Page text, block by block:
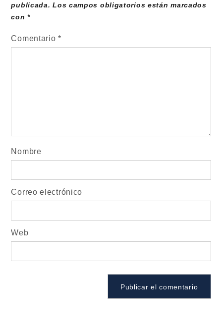
publicada. Los campos obligatorios están marcados
con*
Comentario*
Nombre
Correo electrónico
Web